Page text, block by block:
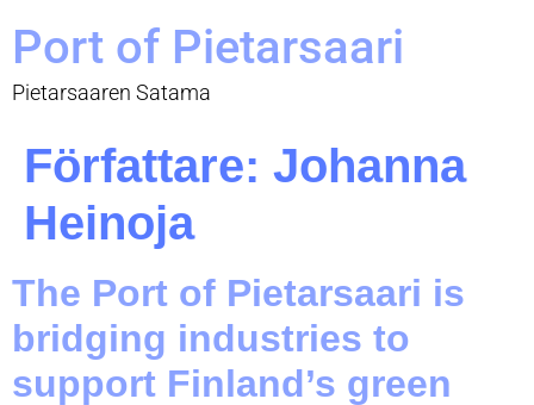
Port of Pietarsaari
Pietarsaaren Satama
Författare: Johanna
Heinoja
The Port of Pietarsaari is
bridging industries to
support Finland’s green